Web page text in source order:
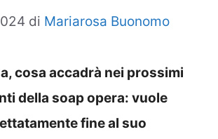
di Mariarosa Buonomo
cosa accadrà nei prossimi
della soap opera: vuole
fine al suo